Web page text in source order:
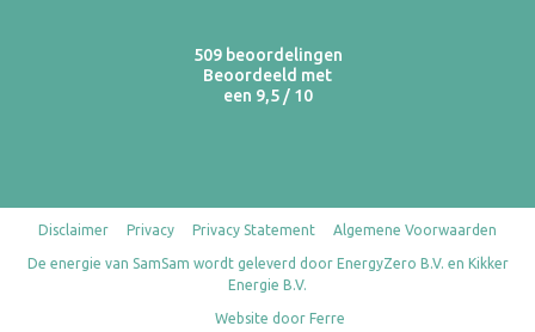
509 beoordelingen
Beoordeeld met
een 9,5 / 10
Disclaimer Privacy Privacy Statement Algemene Voorwaarden
De energie van SamSam wordt geleverd door EnergyZero B.V. en Kikker
Energie B.V.
Website door Ferre